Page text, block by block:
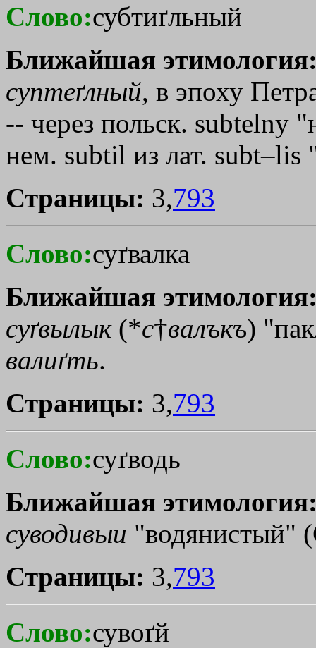
Слово:субтиґльный
Ближайшая
суптеґлный, в эпоху
-- через польск. subtelny
нем. subtil из лат.
Страницы: 3,793
Слово:суґвалка
Ближайшая
суґвылык(*с†валъкъ)
валиґть.
Страницы: 3,793
Слово:суґводь
Ближайшая
суводивыи "водянистый"
Страницы: 3,793
Слово:сувоґй